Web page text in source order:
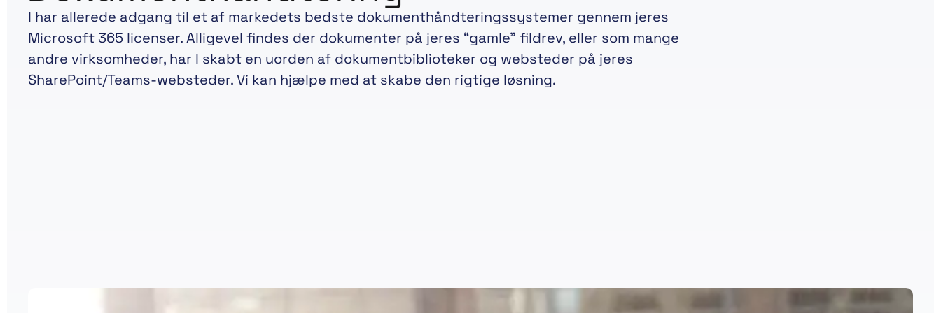
I har allerede adgang til et af markedets bedste dokumenthåndteringssystemer gennem jeres
Microsoft 365 licenser. Alligevel findes der dokumenter på jeres “gamle” fildrev, eller som mange
andre virksomheder, har I skabt en uorden af dokumentbiblioteker og websteder på jeres
SharePoint/Teams-websteder. Vi kan hjælpe med at skabe den rigtige løsning.